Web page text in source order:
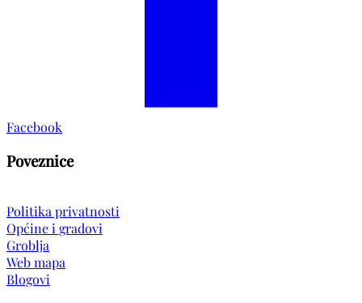
Facebook
Poveznice
Politika privatnosti
Općine i gradovi
Groblja
Web mapa
Blogovi